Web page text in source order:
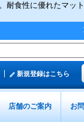
食性に優れたマッ
新規登録はこちら
店舗のご案内 お